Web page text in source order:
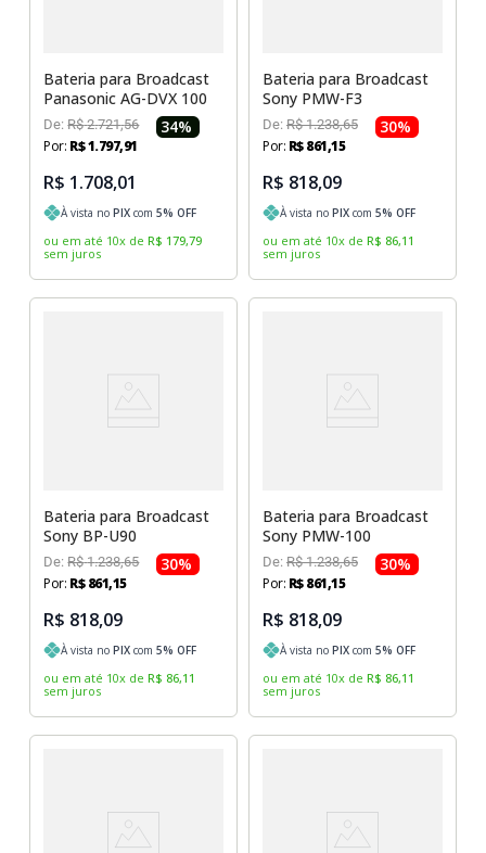
Bateria para Broadcast
Panasonic AG-DVX 100
De:R$ 2.721,56 34%
Por: R$1.797,91
R$ 1.708,01
À vista noPIX com5% OFF
ou em até 10x de R$ 179,79
sem juros
Bateria para Broadcast
Sony PMW-F3
De: R$ 1.238,65 30%
Por: R$861,15
R$ 818,09
À vista no PIX com 5% OFF
ou em até 10x de R$ 86,11
sem juros
Bateria para Broadcast
Sony BP-U90
De:R$ 1.238,65 30%
Por: R$ 861,15
R$ 818,09
À vista noPIX com5% OFF
ou em até 10x de R$ 86,11
sem juros
Bateria para Broadcast
Sony PMW-100
De: R$ 1.238,65 30%
Por: R$861,15
R$ 818,09
À vista no PIX com 5% OFF
ou em até 10x de R$ 86,11
sem juros